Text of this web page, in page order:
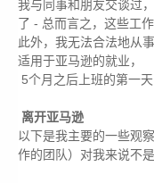
我与同事和朋友交谈过
了 - 总而言之，这些工
此外，我无法合法地从
适用于亚马逊的就业，
5个月之后上班的第一
离开亚马逊
以下是我主要的一些观
作的团队）对我来说不